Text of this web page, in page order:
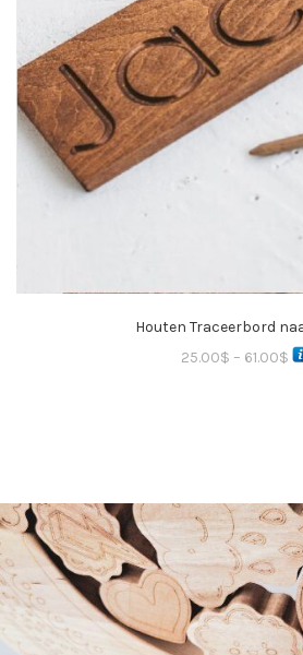
Houten Traceerbord
25.00$ – 61.00$